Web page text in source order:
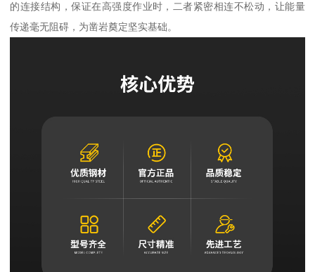
的连接结构，保证在高强度作业时，二者紧密相连不松动，让能量
传递毫无阻碍，为凿岩奠定坚实基础。